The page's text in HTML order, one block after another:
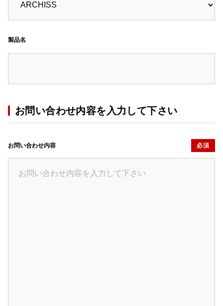
製品名
お問い合わせ内容を入力して下さい
お問い合わせ内容 必須